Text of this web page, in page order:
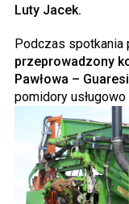
Luty Jacek.
Podczas
przeprowadzony
Pawłowa –
pomidory usługowo